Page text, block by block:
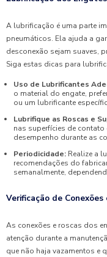
A lubrificação é uma parte
pneumáticos. Ela ajuda a
desconexão sejam suaves,
Siga estas dicas para
Uso de Lubrificantes
o material do engate,
ou um lubrificante
Lubrifique as Roscas e
nas superfícies de
desempenho durante as
Periodicidade: Realize a
recomendações do
semanalmente,
Verificação de Conexões
As conexões e roscas dos
atenção durante a
que não haja vazamentos e